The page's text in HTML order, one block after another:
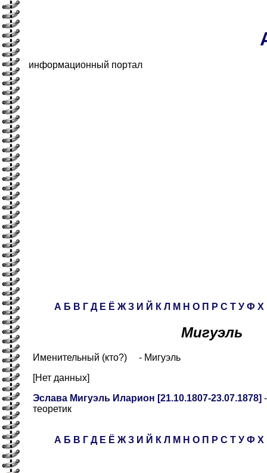
информационный портал
А Б В Г Д Е Ё Ж З И Й К Л М Н О П Р С Т У Ф Х
Мигуэль
Именительный (кто?) - Мигуэль
[Нет данных]
Эслава Мигуэль Иларион [21.10.1807-23.07.1878]
теоретик
А Б В Г Д Е Ё Ж З И Й К Л М Н О П Р С Т У Ф Х